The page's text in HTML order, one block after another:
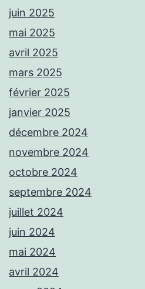
juin 2025
mai 2025
avril 2025
mars 2025
février 2025
janvier 2025
décembre 2024
novembre 2024
octobre 2024
septembre 2024
juillet 2024
juin 2024
mai 2024
avril 2024